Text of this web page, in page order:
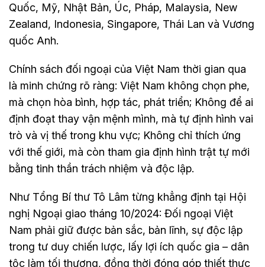
Quốc, Mỹ, Nhật Bản, Úc, Pháp, Malaysia, New
Zealand, Indonesia, Singapore, Thái Lan và Vương
quốc Anh.
Chính sách đối ngoại của Việt Nam thời gian qua
là minh chứng rõ ràng: Việt Nam không chọn phe,
mà chọn hòa bình, hợp tác, phát triển; Không để ai
định đoạt thay vận mệnh mình, mà tự định hình vai
trò và vị thế trong khu vực; Không chỉ thích ứng
với thế giới, mà còn tham gia định hình trật tự mới
bằng tinh thần trách nhiệm và độc lập.
Như Tổng Bí thư Tô Lâm từng khẳng định tại Hội
nghị Ngoại giao tháng 10/2024: Đối ngoại Việt
Nam phải giữ được bản sắc, bản lĩnh, sự độc lập
trong tư duy chiến lược, lấy lợi ích quốc gia – dân
tộc làm tối thượng, đồng thời đóng góp thiết thực